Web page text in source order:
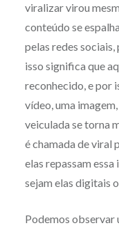
viralizar virou
conteúdo se
pelas redes
isso significa que
reconhecido, e por
vídeo, uma
veiculada se torna
é chamada de viral
elas repassam
sejam elas digitais
Podemos observar